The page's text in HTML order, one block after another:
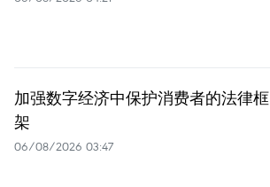
加强数字经济中保护消费者的法律框
架
06/08/2026 03:47